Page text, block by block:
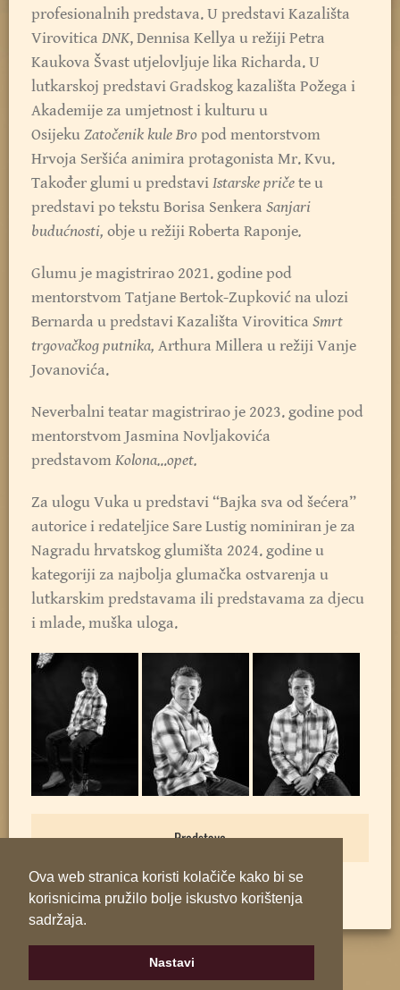
Ova web stranica koristi kolačiče kako bi se
korisnicima pružilo bolje iskustvo korištenja
sadržaja.
Nastavi
profesionalnih predstava. U predstavi Kazališta
Virovitica DNK, Dennisa Kellya u režiji Petra
Kaukova Švast utjelovljuje lika Richarda. U
lutkarskoj predstavi Gradskog kazališta Požega i
Akademije za umjetnost i kulturu u
OsijekuZatočenik kule Bropod mentorstvom
Hrvoja Seršića animira protagonista Mr. Kvu.
Također glumi u predstaviIstarske pričete u
predstavi po tekstu Borisa Senkera Sanjari
budućnosti, obje u režiji Roberta Raponje.
Glumu je magistrirao 2021. godine pod
mentorstvom Tatjane Bertok-Zupković na ulozi
Bernarda u predstavi Kazališta Virovitica Smrt
trgovačkog putnika, Arthura Millera u režiji Vanje
Jovanovića.
Neverbalni teatar magistrirao je 2023. godine pod
mentorstvom Jasmina Novljakovića
predstavomKolona…opet.
Za ulogu Vuka u predstavi “Bajka sva od šećera”
autorice i redateljice Sare Lustig nominiran je za
Nagradu hrvatskog glumišta 2024. godine u
kategoriji za najbolja glumačka ostvarenja u
lutkarskim predstavama ili predstavama za djecu
i mlade, muška uloga.
Predstave